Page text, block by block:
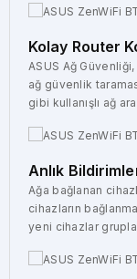
Kolay Router
ASUS Ağ
ağ güvenlik
gibi kullanışlı ağ
Anlık
Ağa bağlanan
cihazların
yeni cihazlar